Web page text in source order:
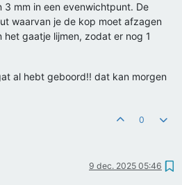
mm in een evenwichtpunt. De
waarvan je de kop moet afzagen
gaatje lijmen, zodat er nog 1
al hebt geboord!! dat kan morgen
0
9 dec. 2025 05:46